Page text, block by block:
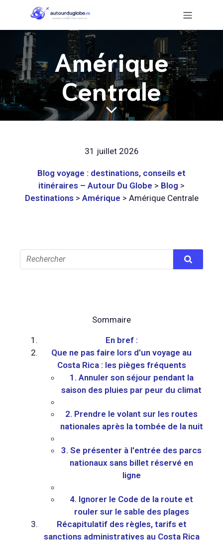
Amérique
Centrale
31 juillet 2026
Blog voyage : destinations, conseils et
itinéraires – Autour Du Globe > Blog >
Destinations> Amérique > Amérique Centrale
Sommaire
En bref :
Que ne pas faire lors d'un voyage au
Costa Rica : les pièges fréquents
1. Annuler son séjour pendant la
saison des pluies par peur du climat
2. Prendre le volant sur les routes
nationales après la tombée de la nuit
3. Se présenter à l'entrée des parcs
nationaux sans billet réservé en
ligne
4. Ignorer le Code de la route et
rouler sur le sable des plages
Récapitulatif des règles, tarifs et
sanctions administratives au Costa Rica